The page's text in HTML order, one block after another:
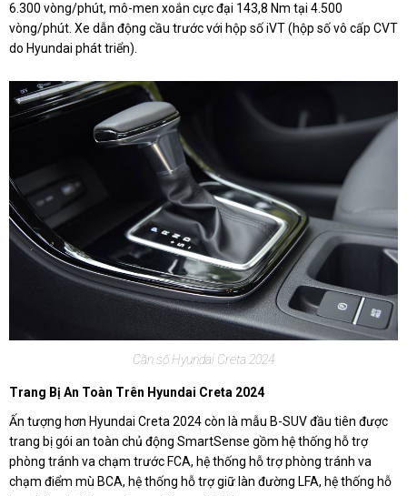
6.300 vòng/phút, mô-men xoắn cực đại 143,8 Nm tại 4.500
vòng/phút. Xe dẫn động cầu trước với hộp số iVT (hộp số vô cấp CVT
do Hyundai phát triển).
Cần số Hyundai Creta 2024
Trang Bị An Toàn Trên Hyundai Creta 2024
Ấn tượng hơn Hyundai Creta 2024 còn là mẫu B-SUV đầu tiên được
trang bị gói an toàn chủ động SmartSense gồm hệ thống hỗ trợ
phòng tránh va chạm trước FCA, hệ thống hỗ trợ phòng tránh va
chạm điểm mù BCA, hệ thống hỗ trợ giữ làn đường LFA, hệ thống hỗ